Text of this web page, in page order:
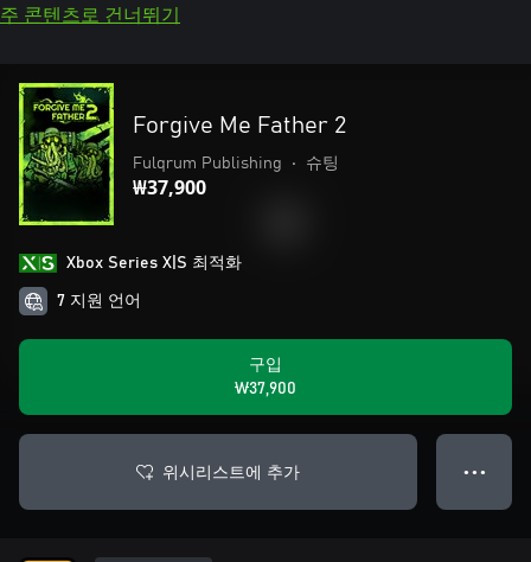
주 콘텐츠로 건너뛰기
Forgive Me Father 2
Fulqrum Publishing • 슈팅
₩37,900
Xbox Series X|S 최적화
7 지원 언어
구입
₩37,900
위시리스트에 추가 ● ● ●